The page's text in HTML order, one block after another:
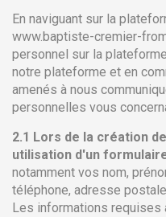
En naviguant sur la
www.baptiste-cremier-
personnel sur la
notre plateforme et en
amenés à nous
personnelles vous
2.1 Lors de la création
utilisation d'un
notamment vos nom,
téléphone, adresse
Les informations